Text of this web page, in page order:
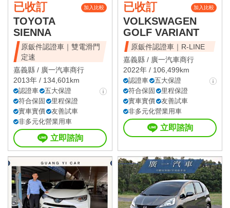
已收訂 加入比較
TOYOTA
SIENNA
原鈑件認證車｜雙電滑門
定速
嘉義縣 / 廣一汽車商行
2013年 / 134,601km
認證車
五大保證
符合保固
里程保證
實車實價
友善試車
非多元化營業用車
立即諮詢
已收訂 加入比較
VOLKSWAGEN
GOLF VARIANT
原鈑件認證車｜R-LINE
嘉義縣 / 廣一汽車商行
2022年 / 106,499km
認證車
五大保證
符合保固
里程保證
實車實價
友善試車
非多元化營業用車
立即諮詢